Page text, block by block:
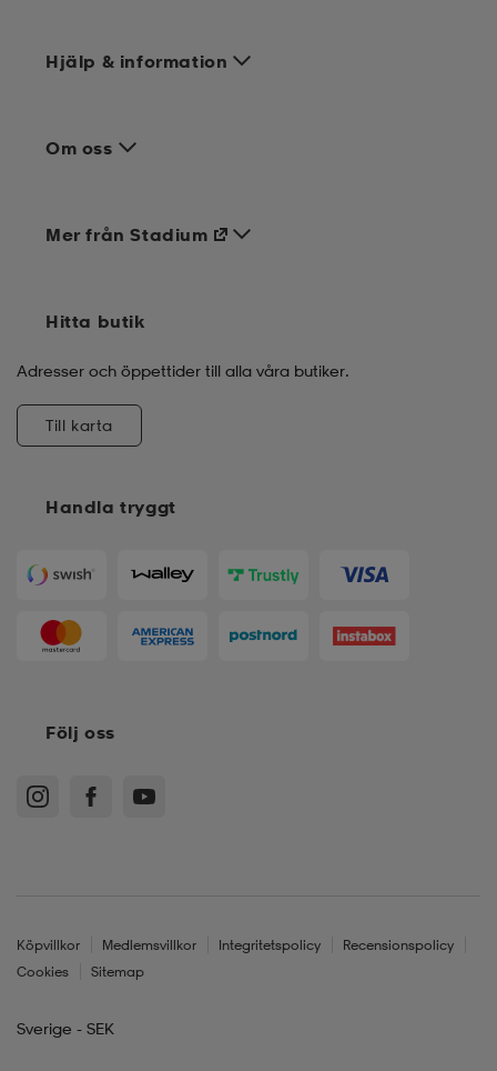
Hjälp & information
Om oss
Handla tryggt
Mer från Stadium
Hitta butik
Adresser och öppettider till alla våra butiker.
Till karta
Följ oss
Köpvillkor Medlemsvillkor Integritetspolicy
Recensionspolicy
Cookies
Sitemap
Sverige - SEK